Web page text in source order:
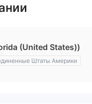
(United States))
Штаты Америки